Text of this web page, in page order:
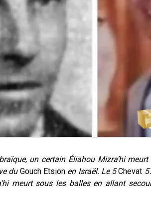
un certain Éliahou Mizra’hi
du Gouch Etsionen Israël. Le 5Chevat
meurt sous les balles en allant